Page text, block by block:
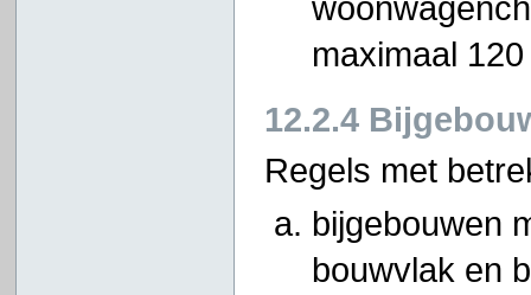
maximaal
12.2.4
Regels met
bijgebouwen
bouwvlak en